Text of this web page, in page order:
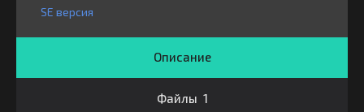
SE версия
Описание
Файлы 1